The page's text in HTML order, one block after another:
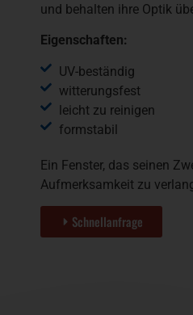
und behalten ihre Optik
Eigenschaften:
UV-beständig
witterungsfest
leicht zu reinigen
formstabil
Ein Fenster, das seinen
Aufmerksamkeit zu
Schnellanfrage